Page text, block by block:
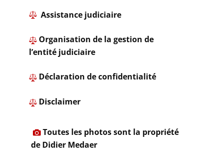
​ Assistance judiciaire
Organisation de la gestion de
l’entité judiciaire
​ ​Déclaration de confidentialité
Disclaimer
Toutes les photos sont la propriété
de Didier Medaer​